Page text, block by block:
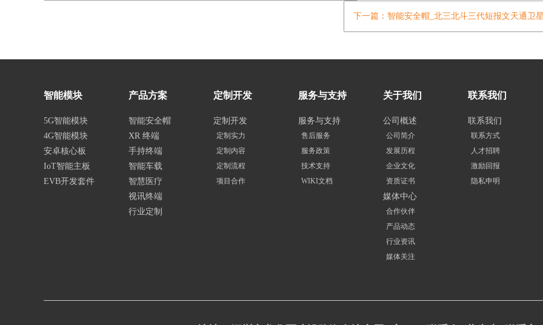
下一篇：智能安全帽_北三北斗三代短报文天通卫
智能模块
5G智能模块
4G智能模块
安卓核心板
IoT智能主板
EVB开发套件
产品方案
智能安全帽
XR 终端
手持终端
智能车载
智慧医疗
视讯终端
行业定制
定制开发
定制开发
定制实力
定制内容
定制流程
项目合作
服务与支持
服务与支持
售后服务
服务政策
技术支持
WIKI文档
关于我们
公司概述
公司简介
发展历程
企业文化
资质证书
媒体中心
合作伙伴
产品动态
行业资讯
媒体关注
联系我们
联系我们
联系方式
人才招聘
激励回报
隐私申明